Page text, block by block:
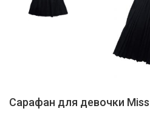
Сарафан для девочки